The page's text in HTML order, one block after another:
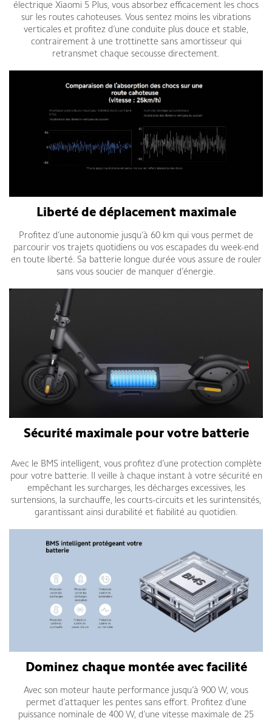
électrique Xiaomi 5 Plus, vous absorbez efficacement les chocs
sur les routes cahoteuses. Vous sentez moins les vibrations
verticales et profitez d’une conduite plus douce et stable,
contrairement à une trottinette sans amortisseur qui
retransmet chaque secousse directement.
Liberté de déplacement maximale
Profitez d’une autonomie jusqu’à 60 km qui vous permet de
parcourir vos trajets quotidiens ou vos escapades du week-end
en toute liberté. Sa batterie longue durée vous assure de rouler
sans vous soucier de manquer d’énergie.
Sécurité maximale pour votre batterie
Avec le BMS intelligent, vous profitez d’une protection complète
pour votre batterie. Il veille à chaque instant à votre sécurité en
empêchant les surcharges, les décharges excessives, les
surtensions, la surchauffe, les courts-circuits et les surintensités,
garantissant ainsi durabilité et fiabilité au quotidien.
Dominez chaque montée avec facilité
Avec son moteur haute performance jusqu’à 900 W, vous
permet d’attaquer les pentes sans effort. Profitez d’une
puissance nominale de 400 W, d’une vitesse maximale de 25